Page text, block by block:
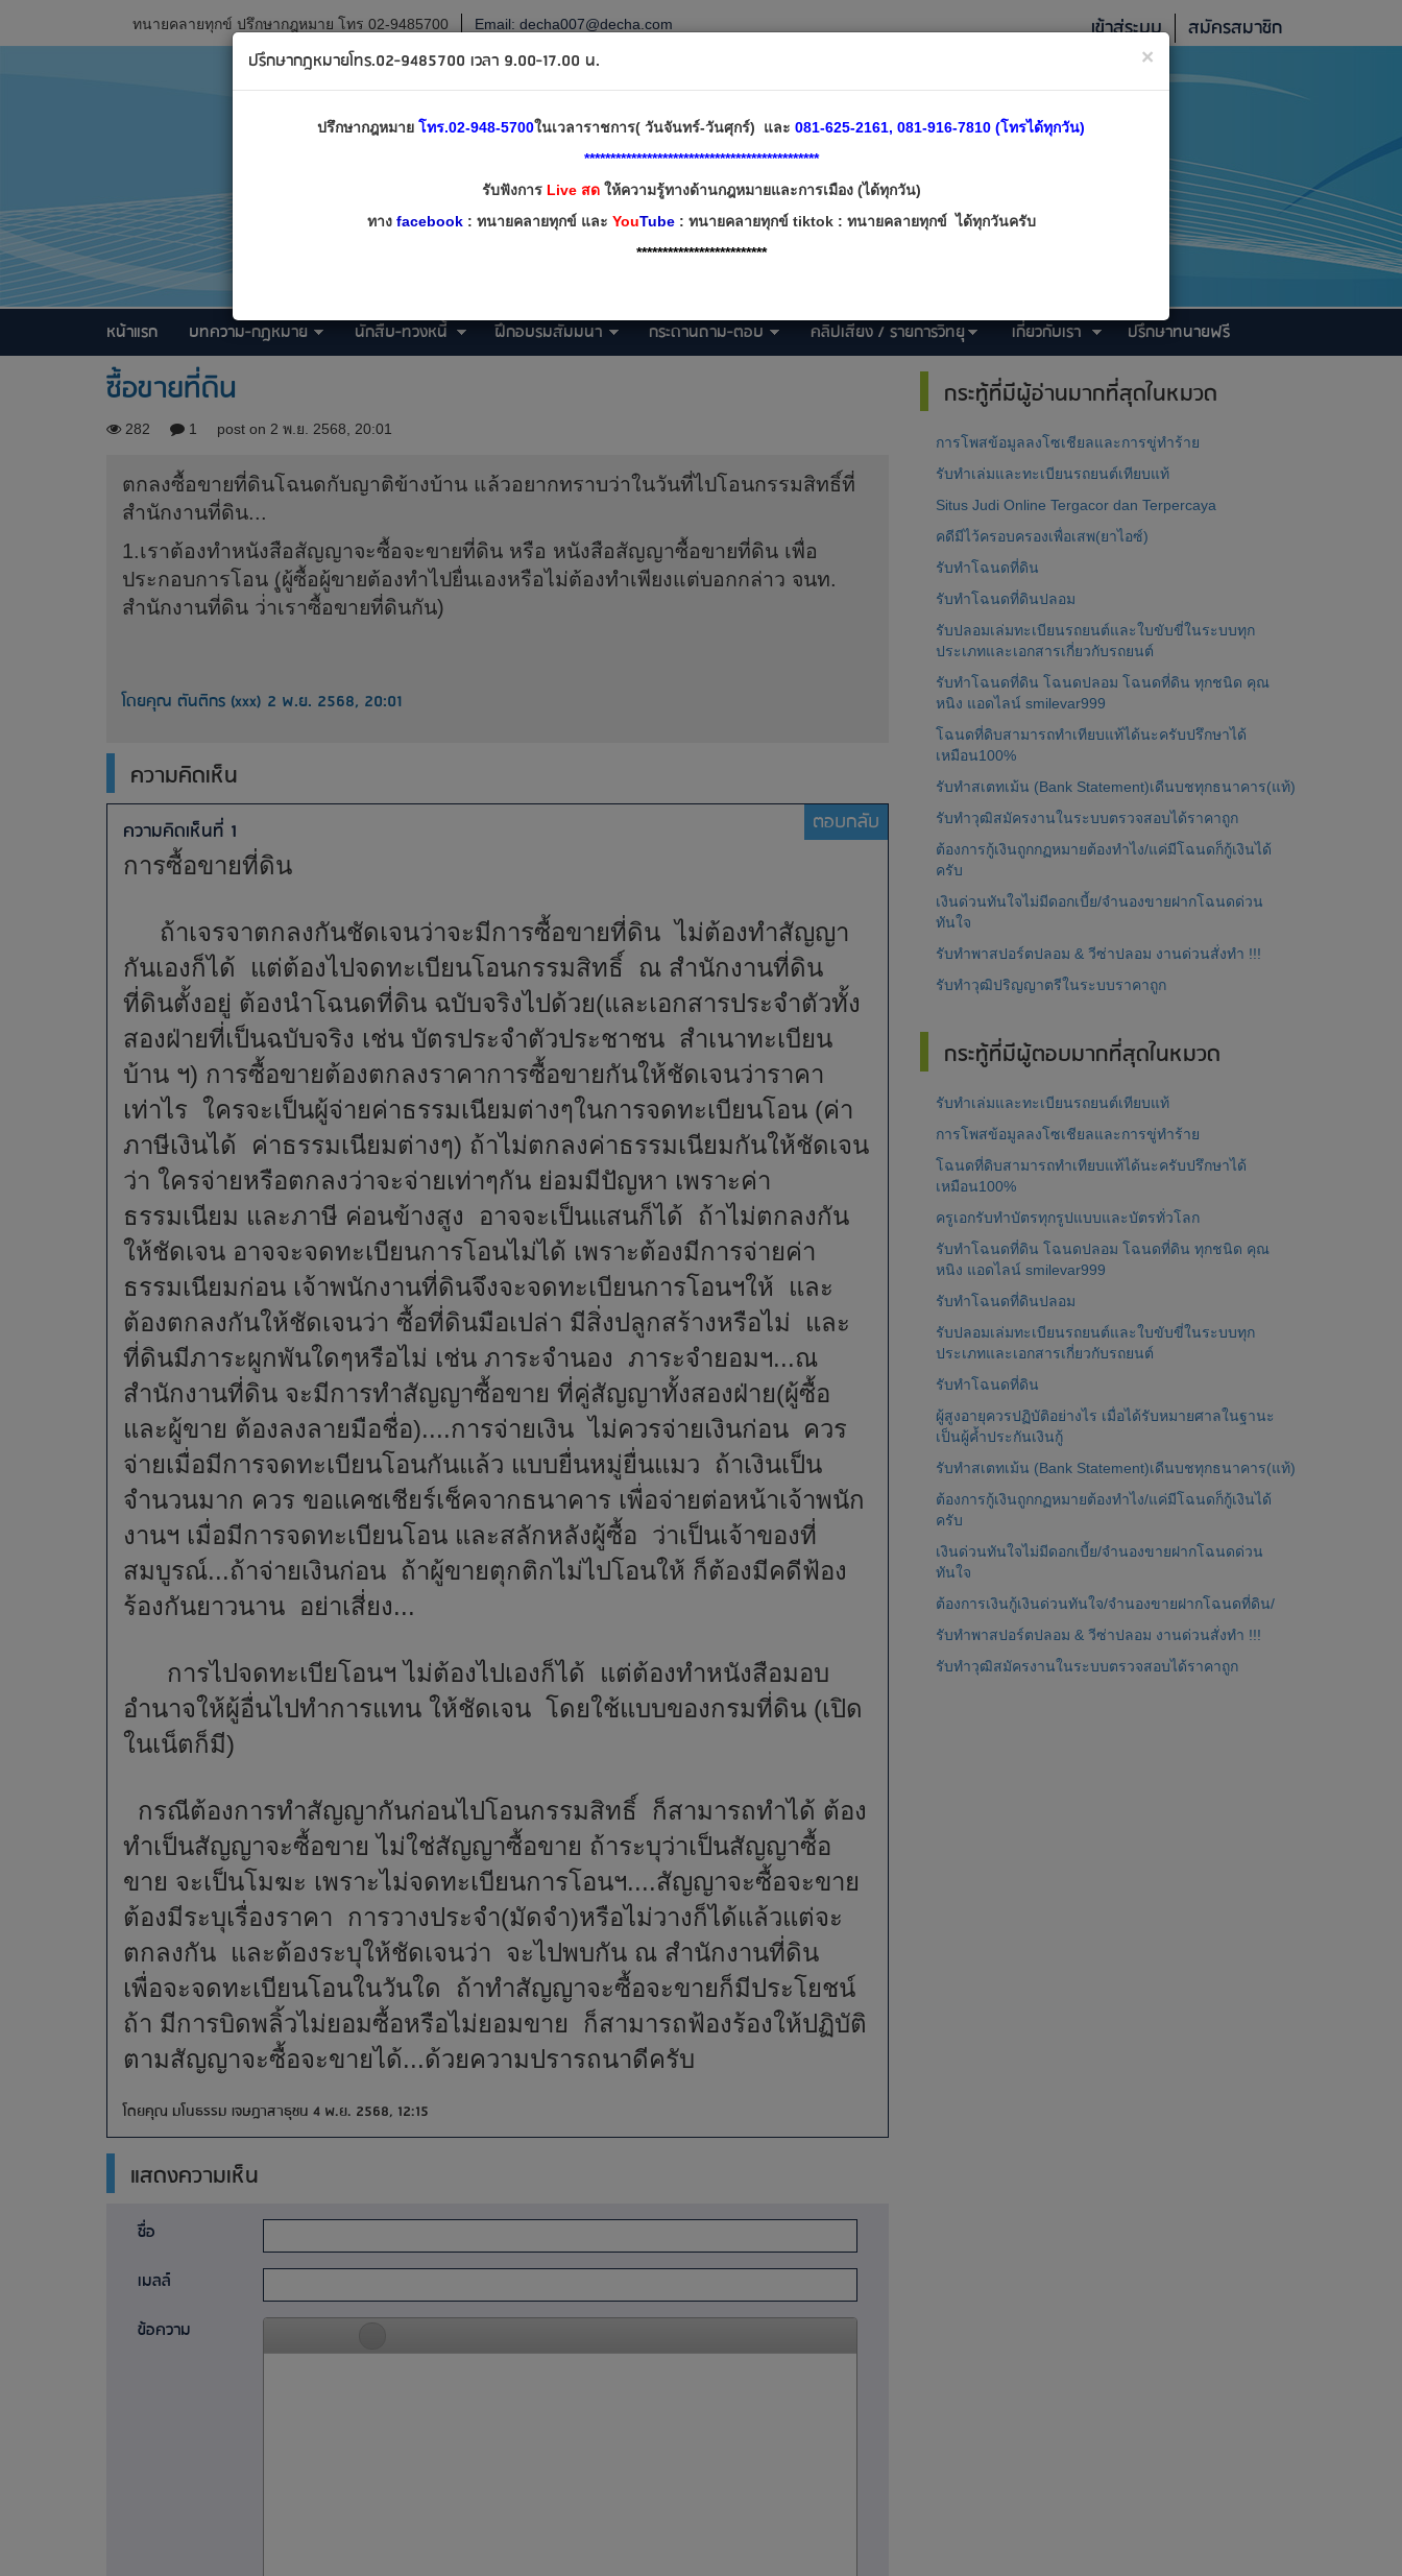
ทนายคลายทุกข์ ปรึกษากฎหมาย โทร 02-9485700 Email: decha007@decha.com เข้าสู่ระบบ สมัครสมาชิก
หน้าแรก บทความ-กฎหมาย นักสืบ-ทวงหนี้ ฝึกอบรมสัมมนา กระดานถาม-ตอบ คลิปเสียง / รายการวิทยุ เกี่ยวกับเรา ปรึกษาทนายฟรี
ซื้อขายที่ดิน
282 1 post on 2 พ.ย. 2568, 20:01
ตกลงซื้อขายที่ดินโฉนดกับญาติข้างบ้าน แล้วอยากทราบว่าในวันที่ไปโอนกรรมสิทธิ์ที่
สำนักงานที่ดิน...
1.เราต้องทำหนังสือสัญญาจะซื้อจะขายที่ดิน หรือ หนังสือสัญญาซื้อขายที่ดิน เพื่อ
ประกอบการโอน (ูผู้ซื้อผู้ขายต้องทำไปยื่นเองหรือไม่ต้องทำเพียงแต่บอกกล่าว จนท.
สำนักงานที่ดิน ว่่าเราซื้อขายที่ดินกัน)
โดยคุณ ตันติกร (xxx) 2 พ.ย. 2568, 20:01
ความคิดเห็น
ความคิดเห็นที่ 1 ตอบกลับ
การซื้อขายที่ดิน
ถ้าเจรจาตกลงกันชัดเจนว่าจะมีการซื้อขายที่ดิน ไม่ต้องทำสัญญา
กันเองก็ได้ แต่ต้องไปจดทะเบียนโอนกรรมสิทธิ์ ณ สำนักงานที่ดิน
ที่ดินตั้งอยู่ ต้องนำโฉนดที่ดิน ฉบับจริงไปด้วย(และเอกสารประจำตัวทั้ง
สองฝ่ายที่เป็นฉบับจริง เช่น บัตรประจำตัวประชาชน สำเนาทะเบียน
บ้าน ฯ) การซื้อขายต้องตกลงราคาการซื้อขายกันให้ชัดเจนว่าราคา
เท่าไร ใครจะเป็นผู้จ่ายค่าธรรมเนียมต่างๆในการจดทะเบียนโอน (ค่า
ภาษีเงินได้ ค่าธรรมเนียมต่างๆ) ถ้าไม่ตกลงค่าธรรมเนียมกันให้ชัดเจน
ว่า ใครจ่ายหรือตกลงว่าจะจ่ายเท่าๆกัน ย่อมมีปัญหา เพราะค่า
ธรรมเนียม และภาษี ค่อนข้างสูง อาจจะเป็นแสนก็ได้ ถ้าไม่ตกลงกัน
ให้ชัดเจน อาจจะจดทะเบียนการโอนไม่ได้ เพราะต้องมีการจ่ายค่า
ธรรมเนียมก่อน เจ้าพนักงานที่ดินจึงจะจดทะเบียนการโอนฯให้ และ
ต้องตกลงกันให้ชัดเจนว่า ซื้อที่ดินมือเปล่า มีสิ่งปลูกสร้างหรือไม่ และ
ที่ดินมีภาระผูกพันใดๆหรือไม่ เช่น ภาระจำนอง ภาระจำยอมฯ...ณ
สำนักงานที่ดิน จะมีการทำสัญญาซื้อขาย ที่คู่สัญญาทั้งสองฝ่าย(ผู้ซื้อ
และผู้ขาย ต้องลงลายมือชื่อ)....การจ่ายเงิน ไม่ควรจ่ายเงินก่อน ควร
จ่ายเมื่อมีการจดทะเบียนโอนกันแล้ว แบบยื่นหมู่ยื่นแมว ถ้าเงินเป็น
จำนวนมาก ควร ขอแคชเชียร์เช็คจากธนาคาร เพื่อจ่ายต่อหน้าเจ้าพนัก
งานฯ เมื่อมีการจดทะเบียนโอน และสลักหลังผู้ซื้อ ว่าเป็นเจ้าของที่
สมบูรณ์...ถ้าจ่ายเงินก่อน ถ้าผู้ขายตุกติกไม่ไปโอนให้ ก็ต้องมีคดีฟ้อง
ร้องกันยาวนาน อย่าเสี่ยง...
การไปจดทะเบียโอนฯ ไม่ต้องไปเองก็ได้ แต่ต้องทำหนังสือมอบ
อำนาจให้ผู้อื่นไปทำการแทน ให้ชัดเจน โดยใช้แบบของกรมที่ดิน (เปิด
ในเน็ตก็มี)
กรณีต้องการทำสัญญากันก่อนไปโอนกรรมสิทธิ์ ก็สามารถทำได้ ต้อง
ทำเป็นสัญญาจะซื้อขาย ไม่ใช่สัญญาซื้อขาย ถ้าระบุว่าเป็นสัญญาซื้อ
ขาย จะเป็นโมฆะ เพราะไม่จดทะเบียนการโอนฯ....สัญญาจะซื้อจะขาย
ต้องมีระบุเรื่องราคา การวางประจำ(มัดจำ)หรือไม่วางก็ได้แล้วแต่จะ
ตกลงกัน และต้องระบุให้ชัดเจนว่า จะไปพบกัน ณ สำนักงานที่ดิน
เพื่อจะจดทะเบียนโอนในวันใด ถ้าทำสัญญาจะซื้อจะขายก็มีประโยชน์
ถ้า มีการบิดพลิ้วไม่ยอมซื้อหรือไม่ยอมขาย ก็สามารถฟ้องร้องให้ปฏิบัติ
ตามสัญญาจะซื้อจะขายได้...ด้วยความปรารถนาดีครับ
โดยคุณ มโนธรรม เจษฎาสาธุชน 4 พ.ย. 2568, 12:15
แสดงความเห็น
ชื่อ
เมลล์
ข้อความ
กระทู้ที่มีผู้อ่านมากที่สุดในหมวด
การโพสข้อมูลลงโซเชียลและการขู่ทำร้าย
รับทำเล่มและทะเบียนรถยนต์เทียบแท้
Situs Judi Online Tergacor dan Terpercaya
คดีมีไว้ครอบครองเพื่อเสพ(ยาไอซ์)
รับทำโฉนดที่ดิน
รับทำโฉนดที่ดินปลอม
รับปลอมเล่มทะเบียนรถยนต์และใบขับขี่ในระบบทุก
ประเภทและเอกสารเกี่ยวกับรถยนต์
รับทำโฉนดที่ดิน โฉนดปลอม โฉนดที่ดิน ทุกชนิด คุณ
หนิง แอดไลน์ smilevar999
โฉนดที่ดิบสามารถทำเทียบแท้ได้นะครับปรึกษาได้
เหมือน100%
รับทำสเตทเม้น (Bank Statement)เดีนบชทุกธนาคาร(แท้)
รับทำวุฒิสมัครงานในระบบตรวจสอบได้ราคาถูก
ต้องการกู้เงินถูกกฏหมายต้องทำไง/แค่มีโฉนดก็กู้เงินได้
ครับ
เงินด่วนทันใจไม่มีดอกเบี้ย/จำนองขายฝากโฉนดด่วน
ทันใจ
รับทำพาสปอร์ตปลอม & วีซ่าปลอม งานด่วนสั่งทำ !!!
รับทำวุฒิปริญญาตรีในระบบราคาถูก
กระทู้ที่มีผู้ตอบมากที่สุดในหมวด
รับทำเล่มและทะเบียนรถยนต์เทียบแท้
การโพสข้อมูลลงโซเชียลและการขู่ทำร้าย
โฉนดที่ดิบสามารถทำเทียบแท้ได้นะครับปรึกษาได้
เหมือน100%
ครูเอกรับทำบัตรทุกรูปแบบและบัตรทั่วโลก
รับทำโฉนดที่ดิน โฉนดปลอม โฉนดที่ดิน ทุกชนิด คุณ
หนิง แอดไลน์ smilevar999
รับทำโฉนดที่ดินปลอม
รับปลอมเล่มทะเบียนรถยนต์และใบขับขี่ในระบบทุก
ประเภทและเอกสารเกี่ยวกับรถยนต์
รับทำโฉนดที่ดิน
ผู้สูงอายุควรปฏิบัติอย่างไร เมื่อได้รับหมายศาลในฐานะ
เป็นผู้ค้ำประกันเงินกู้
รับทำสเตทเม้น (Bank Statement)เดีนบชทุกธนาคาร(แท้)
ต้องการกู้เงินถูกกฏหมายต้องทำไง/แค่มีโฉนดก็กู้เงินได้
ครับ
เงินด่วนทันใจไม่มีดอกเบี้ย/จำนองขายฝากโฉนดด่วน
ทันใจ
ต้องการเงินกู้เงินด่วนทันใจ/จำนองขายฝากโฉนดที่ดิน/
รับทำพาสปอร์ตปลอม & วีซ่าปลอม งานด่วนสั่งทำ !!!
รับทำวุฒิสมัครงานในระบบตรวจสอบได้ราคาถูก
×
ปรึกษากฎหมายโทร.02-9485700 เวลา 9.00-17.00 น.
ปรึกษากฎหมาย โทร.02-948-5700ในเวลาราชการ( วันจันทร์-วันศุกร์) และ 081-625-2161, 081-916-7810 (โทรได้ทุกวัน)
*********************************************
รับฟังการLive สดให้ความรู้ทางด้านกฎหมายและการเมือง (ได้ทุกวัน)
ทาง facebook: ทนายคลายทุกข์ และ YouTube: ทนายคลายทุกข์ tiktok : ทนายคลายทุกข์ ได้ทุกวันครับ
*************************